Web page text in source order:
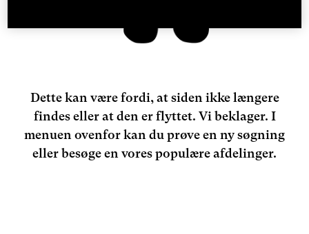
Dette kan være fordi, at siden ikke længere
findes eller at den er flyttet. Vi beklager. I
menuen ovenfor kan du prøve en ny søgning
eller besøge en vores populære afdelinger.